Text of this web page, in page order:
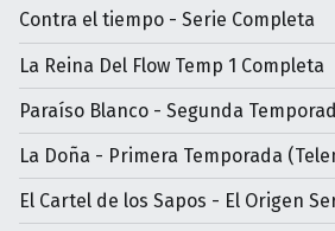
Contra el tiempo - Serie Completa
La Reina Del Flow Temp 1 Completa
Paraíso Blanco - Segunda
La Doña - Primera Temporada
El Cartel de los Sapos - El Origen